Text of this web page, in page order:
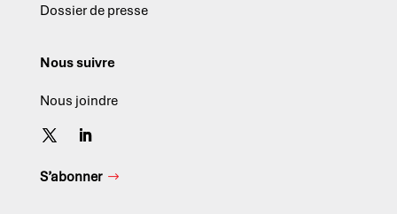
Dossier de presse
Nous suivre
Nous joindre
S’abonner